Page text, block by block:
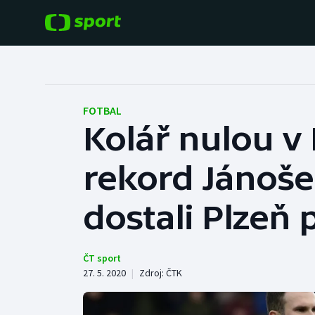
Hokej
Tenis
Atletika
Baseball a softbal
Basketbal
Biatlon
FOTBAL
Kolář nulou v
rekord
dostali Plzeň
ČT sport
27. 5. 2020 | Zdroj: ČTK